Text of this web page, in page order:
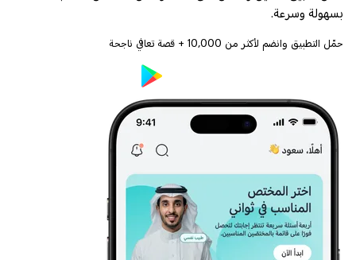
بسهولة وسرعة.
حمّل التطبيق وانضم لأكثر من 10,000 + قصة تعافي ناجحة